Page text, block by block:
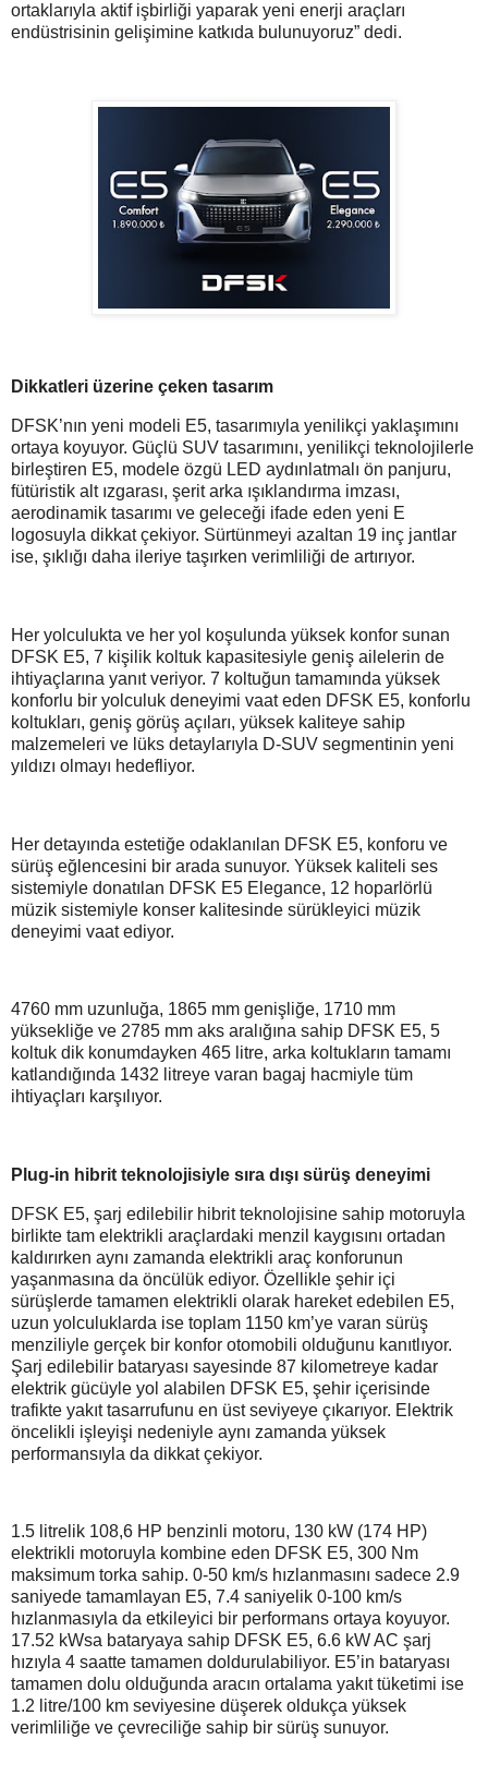
ortaklarıyla aktif işbirliği yaparak yeni enerji araçları
endüstrisinin gelişimine katkıda bulunuyoruz” dedi.
Dikkatleri üzerine çeken tasarım
DFSK’nın yeni modeli E5, tasarımıyla yenilikçi yaklaşımını
ortaya koyuyor. Güçlü SUV tasarımını, yenilikçi teknolojilerle
birleştiren E5, modele özgü LED aydınlatmalı ön panjuru,
fütüristik alt ızgarası, şerit arka ışıklandırma imzası,
aerodinamik tasarımı ve geleceği ifade eden yeni E
logosuyla dikkat çekiyor. Sürtünmeyi azaltan 19 inç jantlar
ise, şıklığı daha ileriye taşırken verimliliği de artırıyor.
Her yolculukta ve her yol koşulunda yüksek konfor sunan
DFSK E5, 7 kişilik koltuk kapasitesiyle geniş ailelerin de
ihtiyaçlarına yanıt veriyor. 7 koltuğun tamamında yüksek
konforlu bir yolculuk deneyimi vaat eden DFSK E5, konforlu
koltukları, geniş görüş açıları, yüksek kaliteye sahip
malzemeleri ve lüks detaylarıyla D-SUV segmentinin yeni
yıldızı olmayı hedefliyor.
Her detayında estetiğe odaklanılan DFSK E5, konforu ve
sürüş eğlencesini bir arada sunuyor. Yüksek kaliteli ses
sistemiyle donatılan DFSK E5 Elegance, 12 hoparlörlü
müzik sistemiyle konser kalitesinde sürükleyici müzik
deneyimi vaat ediyor.
4760 mm uzunluğa, 1865 mm genişliğe, 1710 mm
yüksekliğe ve 2785 mm aks aralığına sahip DFSK E5, 5
koltuk dik konumdayken 465 litre, arka koltukların tamamı
katlandığında 1432 litreye varan bagaj hacmiyle tüm
ihtiyaçları karşılıyor.
Plug-in hibrit teknolojisiyle sıra dışı sürüş deneyimi
DFSK E5, şarj edilebilir hibrit teknolojisine sahip motoruyla
birlikte tam elektrikli araçlardaki menzil kaygısını ortadan
kaldırırken aynı zamanda elektrikli araç konforunun
yaşanmasına da öncülük ediyor. Özellikle şehir içi
sürüşlerde tamamen elektrikli olarak hareket edebilen E5,
uzun yolculuklarda ise toplam 1150 km’ye varan sürüş
menziliyle gerçek bir konfor otomobili olduğunu kanıtlıyor.
Şarj edilebilir bataryası sayesinde 87 kilometreye kadar
elektrik gücüyle yol alabilen DFSK E5, şehir içerisinde
trafikte yakıt tasarrufunu en üst seviyeye çıkarıyor. Elektrik
öncelikli işleyişi nedeniyle aynı zamanda yüksek
performansıyla da dikkat çekiyor.
1.5 litrelik 108,6 HP benzinli motoru, 130 kW (174 HP)
elektrikli motoruyla kombine eden DFSK E5, 300 Nm
maksimum torka sahip. 0-50 km/s hızlanmasını sadece 2.9
saniyede tamamlayan E5, 7.4 saniyelik 0-100 km/s
hızlanmasıyla da etkileyici bir performans ortaya koyuyor.
17.52 kWsa bataryaya sahip DFSK E5, 6.6 kW AC şarj
hızıyla 4 saatte tamamen doldurulabiliyor. E5’in bataryası
tamamen dolu olduğunda aracın ortalama yakıt tüketimi ise
1.2 litre/100 km seviyesine düşerek oldukça yüksek
verimliliğe ve çevreciliğe sahip bir sürüş sunuyor.